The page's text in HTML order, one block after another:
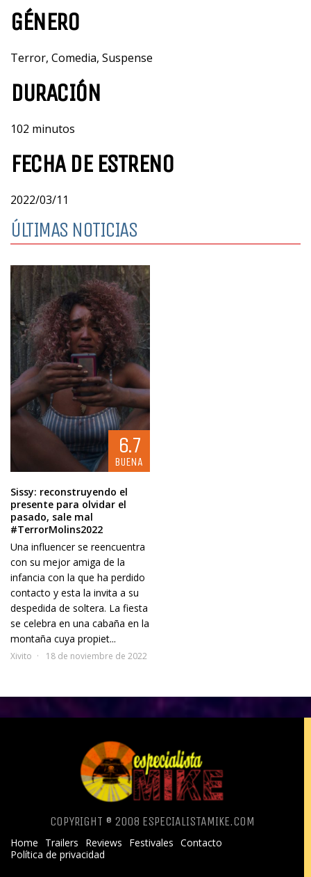
GÉNERO
Terror, Comedia, Suspense
DURACIÓN
102 minutos
FECHA DE ESTRENO
2022/03/11
ÚLTIMAS NOTICIAS
6.7
BUENA
Sissy: reconstruyendo el
presente para olvidar el
pasado, sale mal
#TerrorMolins2022
Una influencer se reencuentra
con su mejor amiga de la
infancia con la que ha perdido
contacto y esta la invita a su
despedida de soltera. La fiesta
se celebra en una cabaña en la
montaña cuya propiet...
Xivito 18 de noviembre de 2022
COPYRIGHT ® 2008 ESPECIALISTAMIKE.COM
Home Trailers Reviews Festivales Contacto
Política de privacidad